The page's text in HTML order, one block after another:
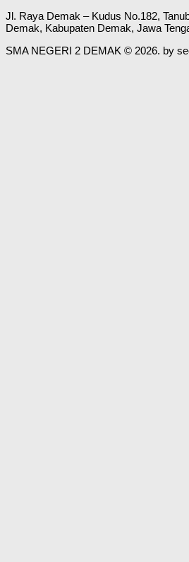
Jl. Raya Demak – Kudus No.182,
Demak, Kabupaten Demak, Jawa
SMA NEGERI 2 DEMAK © 2026. by